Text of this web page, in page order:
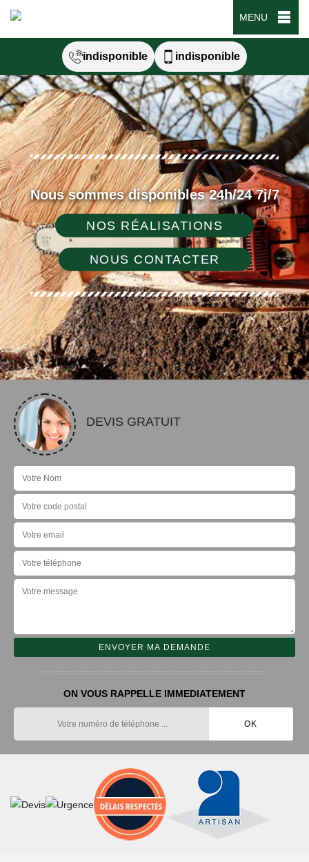
MENU
indisponible indisponible
Nous sommes disponibles 24h/24 7j/7
NOS RÉALISATIONS
NOUS CONTACTER
DEVIS GRATUIT
ON VOUS RAPPELLE IMMEDIATEMENT